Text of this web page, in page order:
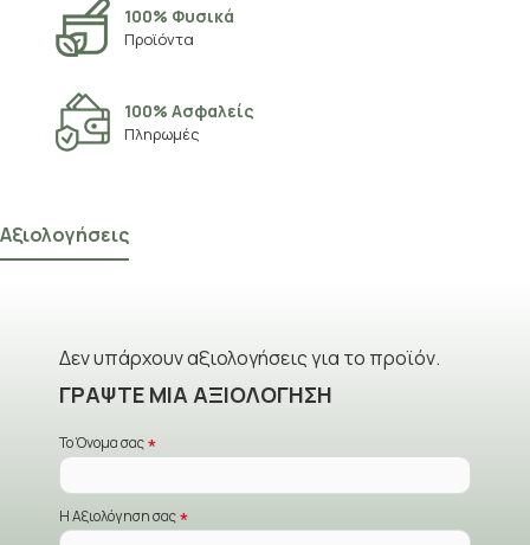
100% Φυσικά
Προϊόντα
100% Ασφαλείς
Πληρωμές
Αξιολογήσεις
Δεν υπάρχουν αξιολογήσεις για το προϊόν.
ΓΡΆΨΤΕ ΜΙΑ ΑΞΙΟΛΌΓΗΣΗ
Το Όνομα σας
Η Αξιολόγηση σας